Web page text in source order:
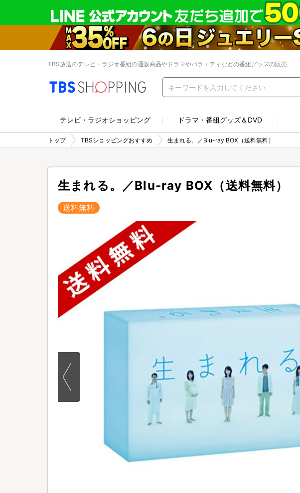
TBS放送のテレビ・ラジオ番組の通販商品やドラマやバラエティなどの番組グッズの販売
テレビ・ラジオショッピング ドラマ・番組グッズ＆DVD
トップ TBSショッピングおすすめ 生まれる。／Blu-ray BOX（送料無料）
生まれる。／Blu-ray BOX（送料無料）
送料無料